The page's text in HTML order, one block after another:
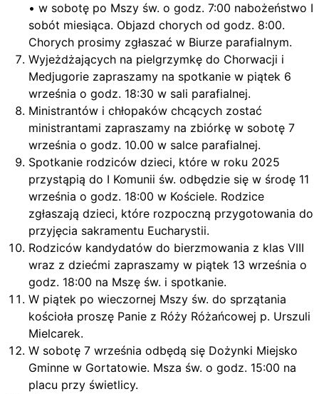
• w sobotę po Mszy św. o godz. 7:00 nabożeństwo I
sobót miesiąca. Objazd chorych od godz. 8:00.
Chorych prosimy zgłaszać w Biurze parafialnym.
Wyjeżdżających na pielgrzymkę do Chorwacji i
Medjugorie zapraszamy na spotkanie w piątek 6
września o godz. 18:30 w sali parafialnej.
Ministrantów i chłopaków chcących zostać
ministrantami zapraszamy na zbiórkę w sobotę 7
września o godz. 10.00 w salce parafialnej.
Spotkanie rodziców dzieci, które w roku 2025
przystąpią do I Komunii św. odbędzie się w środę 11
września o godz. 18:00 w Kościele. Rodzice
zgłaszają dzieci, które rozpoczną przygotowania do
przyjęcia sakramentu Eucharystii.
Rodziców kandydatów do bierzmowania z klas VIII
wraz z dziećmi zapraszamy w piątek 13 września o
godz. 18:00 na Mszę św. i spotkanie.
W piątek po wieczornej Mszy św. do sprzątania
kościoła proszę Panie z Róży Różańcowej p. Urszuli
Mielcarek.
W sobotę 7 września odbędą się Dożynki Miejsko
Gminne w Gortatowie. Msza św. o godz. 15:00 na
placu przy świetlicy.